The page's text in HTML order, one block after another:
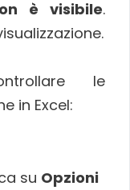
è visibile.
le
in Excel:
su Opzioni